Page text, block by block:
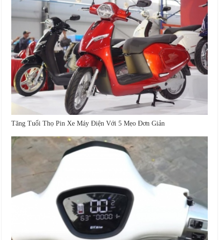
Tăng Tuổi Thọ Pin Xe Máy Điện Với 5 Mẹo Đơn Giản